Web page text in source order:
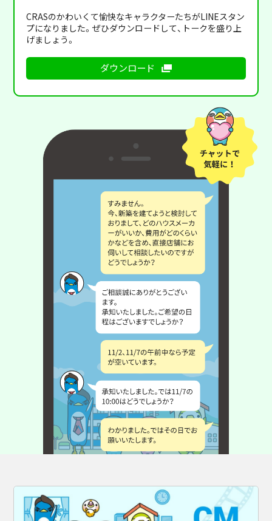
CRASのかわいくて愉快なキャラクターたちがLINEスタン
プになりました。ぜひダウンロードして、トークを盛り上
げましょう。
ダウンロード